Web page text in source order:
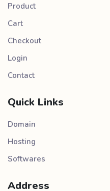
Product
Cart
Checkout
Login
Contact
Quick Links
Domain
Hosting
Softwares
Address